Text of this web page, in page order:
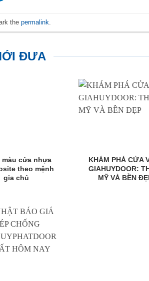
the permalink
ĐƯA
màu cửa nhựa
theo mệnh
gia chủ
KHÁM PHÁ CỬA
GIAHUYDOOR:
MỸ VÀ BỀN